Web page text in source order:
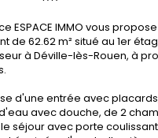
ESPACE IMMO vous
de 62.62 m² situé au 1er
à Déville-lès-Rouen, à
d'une entrée avec
avec douche, de 2
séjour avec porte